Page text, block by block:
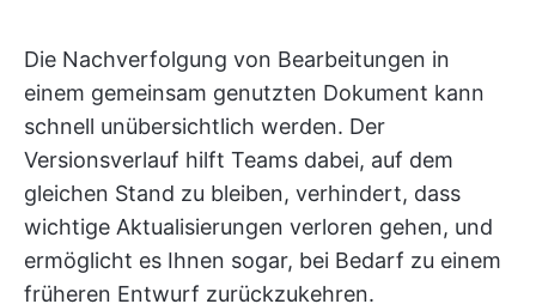
Die Nachverfolgung von Bearbeitungen in
einem gemeinsam genutzten Dokument kann
schnell unübersichtlich werden. Der
Versionsverlauf hilft Teams dabei, auf dem
gleichen Stand zu bleiben, verhindert, dass
wichtige Aktualisierungen verloren gehen, und
ermöglicht es Ihnen sogar, bei Bedarf zu einem
früheren Entwurf zurückzukehren.